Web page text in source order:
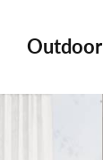
Outdoor